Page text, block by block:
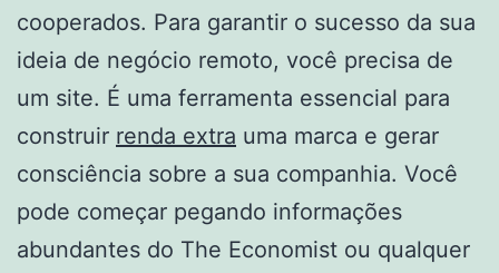
cooperados. Para garantir o sucesso da sua
ideia de negócio remoto, você precisa de
um site. É uma ferramenta essencial para
construir renda extra uma marca e gerar
consciência sobre a sua companhia. Você
pode começar pegando informações
abundantes do The Economist ou qualquer